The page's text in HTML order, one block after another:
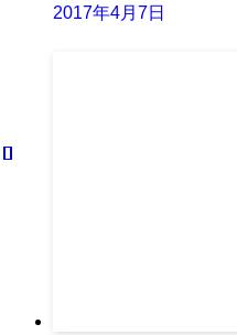
2017年4月7日